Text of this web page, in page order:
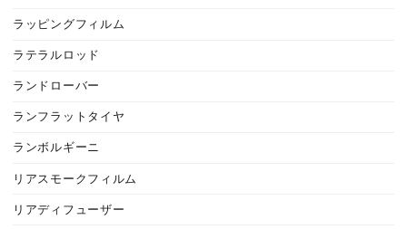
ラッピングフィルム
ラテラルロッド
ランドローバー
ランフラットタイヤ
ランボルギーニ
リアスモークフィルム
リアディフューザー